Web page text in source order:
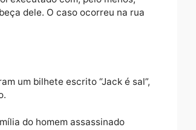
anos, foi executado com, pelo menos,
a cabeça dele. O caso ocorreu na rua